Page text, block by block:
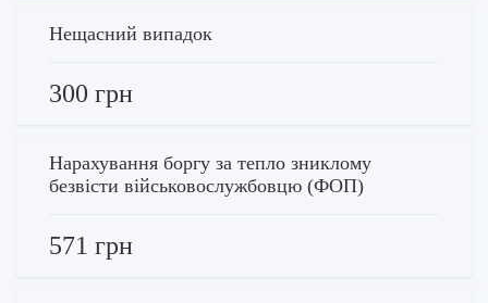
Нещасний випадок
300 грн
Нарахування боргу за тепло зниклому
безвісти військовослужбовцю (ФОП)
571 грн